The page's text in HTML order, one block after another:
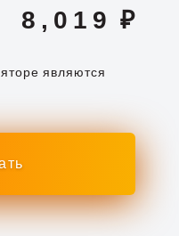
8,019 ₽
являются